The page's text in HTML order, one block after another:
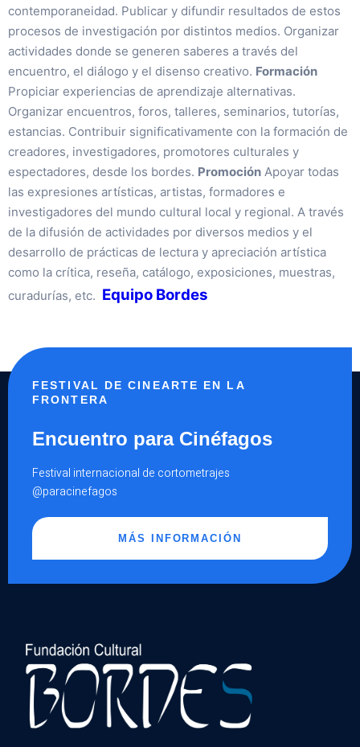
contemporaneidad. Publicar y difundir resultados de estos
procesos de investigación por distintos medios. Organizar
actividades donde se generen saberes a través del
encuentro, el diálogo y el disenso creativo. Formación
Propiciar experiencias de aprendizaje alternativas.
Organizar encuentros, foros, talleres, seminarios, tutorías,
estancias. Contribuir significativamente con la formación de
creadores, investigadores, promotores culturales y
espectadores, desde los bordes. Promoción Apoyar todas
las expresiones artísticas, artistas, formadores e
investigadores del mundo cultural local y regional. A través
de la difusión de actividades por diversos medios y el
desarrollo de prácticas de lectura y apreciación artística
como la crítica, reseña, catálogo, exposiciones, muestras,
curadurías, etc. Equipo Bordes
FESTIVAL DE CINEARTE EN LA
FRONTERA
Encuentro para Cinéfagos
Festival internacional de cortometrajes
@paracinefagos
MÁS INFORMACIÓN